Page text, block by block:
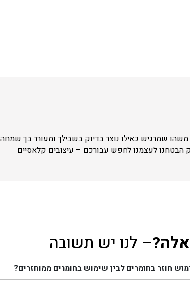
שמרגיש כאילו נוצר בדיוק בשבילך ומעורר בך שמחה
לעצמנו לחפש עבורכם – עיצובים קלאסיים
– לנו יש תשובה
חוזר בחומרים לבין שימוש בחומרים ממוחזרים?